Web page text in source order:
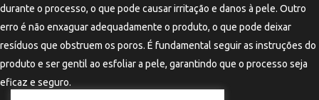
durante o processo, o que pode causar irritação e danos à pele. Outro
erro é não enxaguar adequadamente o produto, o que pode deixar
resíduos que obstruem os poros. É fundamental seguir as instruções do
produto e ser gentil ao esfoliar a pele, garantindo que o processo seja
eficaz e seguro.